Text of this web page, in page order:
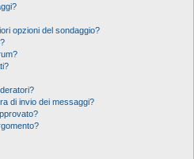
opzioni del sondaggio?
di invio dei messaggi?